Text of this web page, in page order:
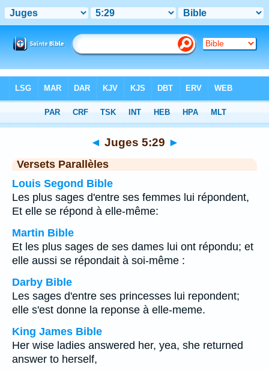
Chapitre 5> Verset 29
◄ Juges 5:29 ►
Versets Parallèles
Louis Segond Bible
Les plus sages d'entre ses femmes lui répondent,
Et elle se répond à elle-même:
Martin Bible
Et les plus sages de ses dames lui ont répondu; et
elle aussi se répondait à soi-même :
Darby Bible
Les sages d'entre ses princesses lui repondent;
elle s'est donne la reponse à elle-meme.
King James Bible
Her wise ladies answered her, yea, she returned
answer to herself,